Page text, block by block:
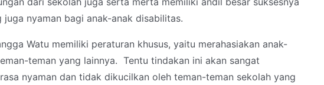
nyaman bagi anak-anak disabilitas.
Watu memiliki peraturan khusus, yaitu merahasiakan anak-
teman yang lainnya. Tentu tindakan ini akan sangat
nyaman dan tidak dikucilkan oleh teman-teman sekolah yang